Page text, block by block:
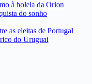
à boleia da Orion
do sonho
as eleitas de Portugal
do Uruguai